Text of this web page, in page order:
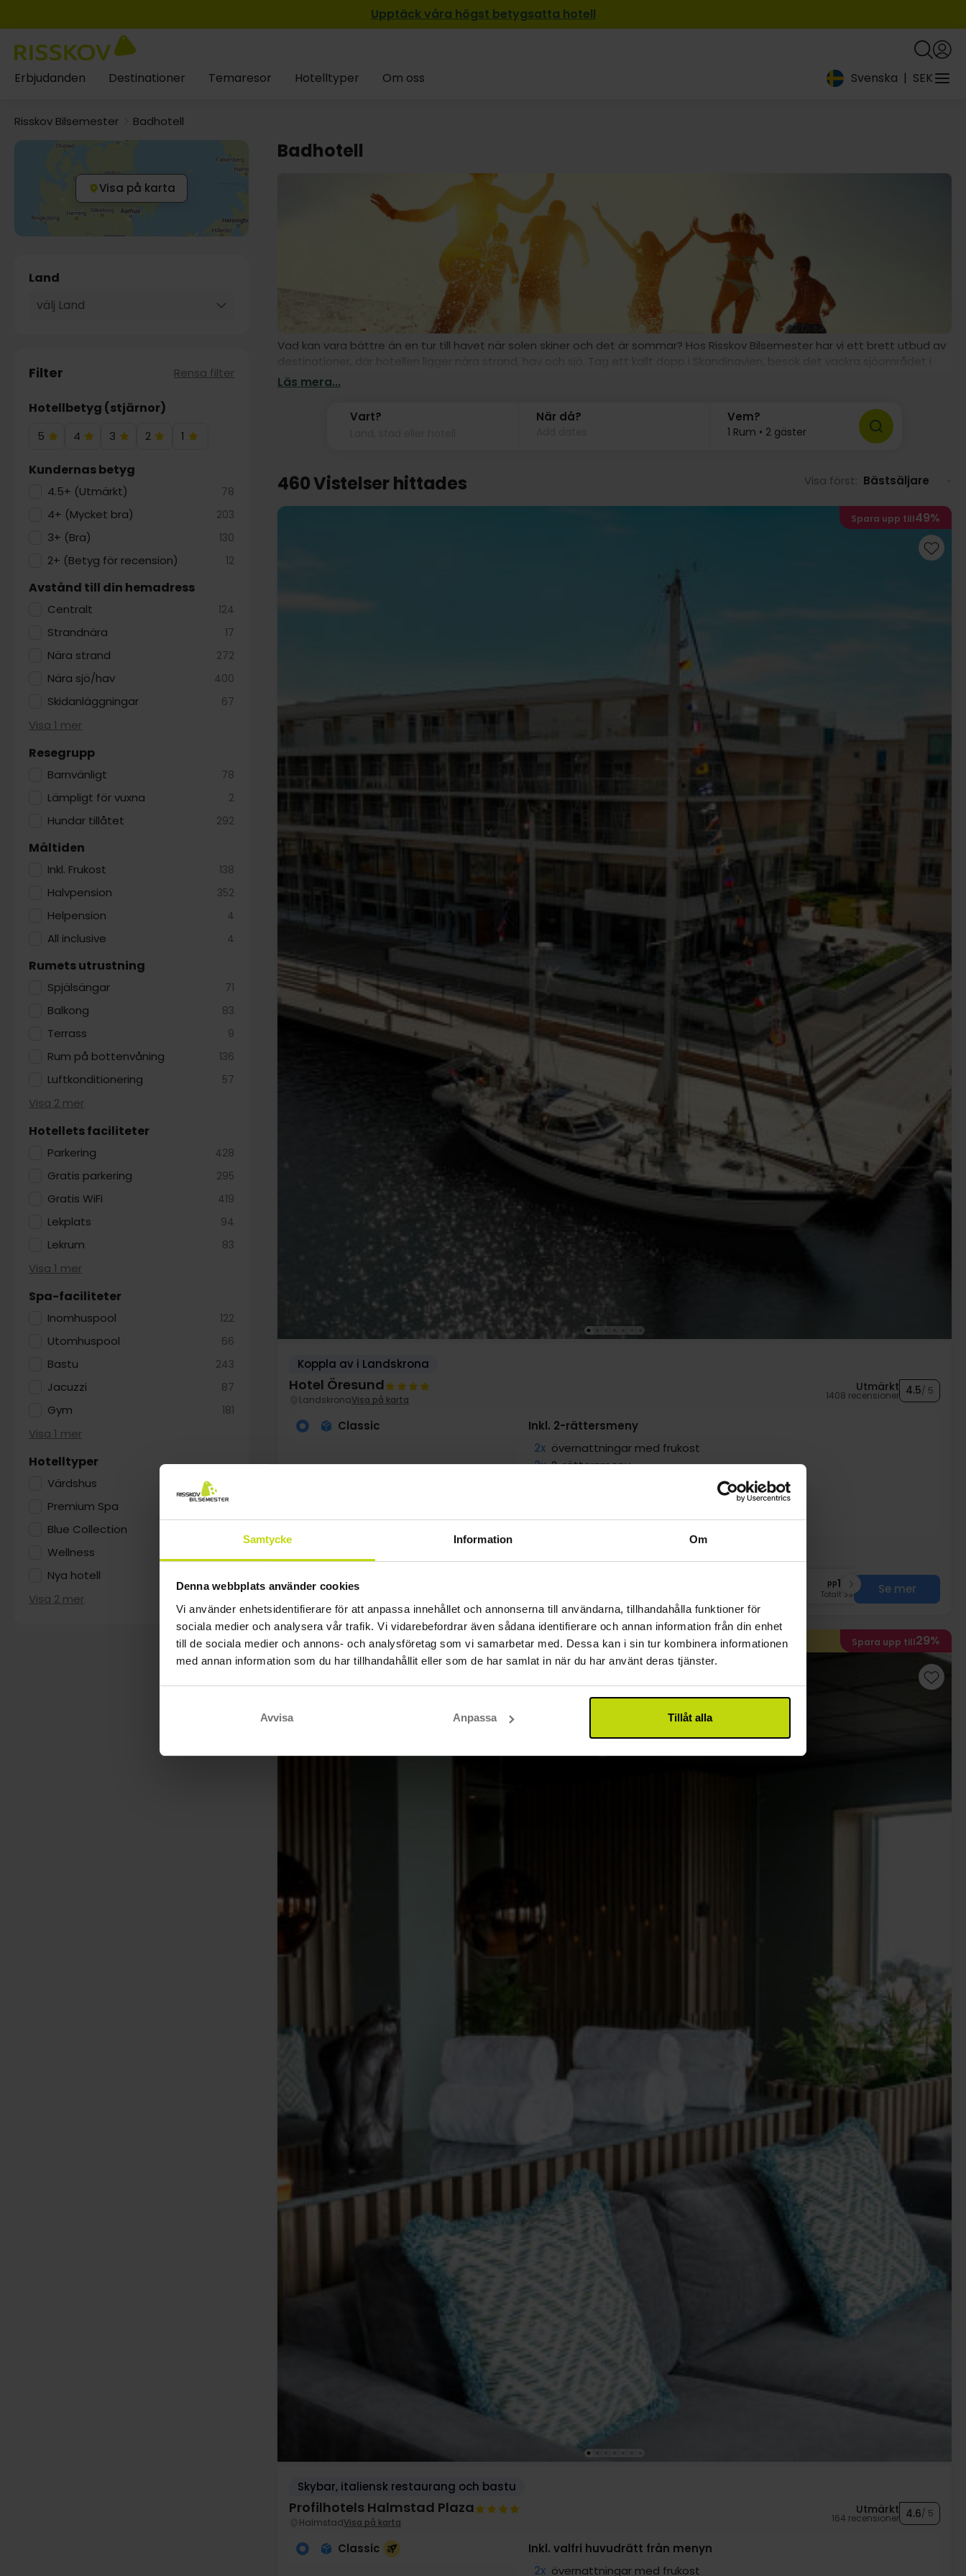
Samtycke Information Om
Denna webbplats använder cookies
Vi använder enhetsidentifierare för att anpassa innehållet och annonserna till användarna, tillhandahålla funktioner för
sociala medier och analysera vår trafik. Vi vidarebefordrar även sådana identifierare och annan information från din enhet
till de sociala medier och annons- och analysföretag som vi samarbetar med. Dessa kan i sin tur kombinera informationen
med annan information som du har tillhandahållit eller som de har samlat in när du har använt deras tjänster.
Avvisa Anpassa Tillåt alla
Upptäck våra högst betygsatta hotell
Erbjudanden Destinationer Temaresor Hotelltyper Om oss Svenska | SEK
Risskov Bilsemester Badhotell
Visa på karta
Land
välj Land
Filter Rensa filter
Hotellbetyg (stjärnor)
5
5
4
4
3
3
2
2
1
1
Kundernas betyg
4.5+ (Utmärkt) 78
4+ (Mycket bra) 203
3+ (Bra) 130
2+ (Betyg för recension) 12
Avstånd till din hemadress
Centralt 124
Strandnära 17
Nära strand 272
Nära sjö/hav 400
Skidanläggningar 67
Visa 1 mer
Resegrupp
Barnvänligt 78
Lämpligt för vuxna 2
Hundar tillåtet 292
Måltiden
Inkl. Frukost 138
Halvpension 352
Helpension 4
All inclusive 4
Rumets utrustning
Spjälsängar 71
Balkong 83
Terrass 9
Rum på bottenvåning 136
Luftkonditionering 57
Visa 2 mer
Hotellets faciliteter
Parkering 428
Gratis parkering 295
Gratis WiFi 419
Lekplats 94
Lekrum 83
Visa 1 mer
Spa-faciliteter
Inomhuspool 122
Utomhuspool 66
Bastu 243
Jacuzzi 87
Gym 181
Visa 1 mer
Hotelltyper
Värdshus
Premium Spa
Blue Collection
Wellness
Nya hotell
Visa 2 mer
Badhotell
Vad kan vara bättre än en tur till havet när solen skiner och det är sommar? Hos Risskov Bilsemester har vi ett brett utbud av
destinationer, där hotellen ligger nära strand, hav och sjö. Tag ett kallt dopp i Skandinavien, besök det vackra sjöområdet i
norra Tyskland eller kör längre söderut, där havstemperaturen ofta tillåter längre simturer i havet.
Läs mera...
Vart? När då? Vem?
1 Rum • 2 gäster
460 Vistelser hittades Visa först: Bästsäljare
Spara upp till49%
Koppla av i Landskrona
Hotel Öresund
LandskronaVisa på karta
Utmärkt
1408 recensioner 4.5/ 5
Classic
Inkl. 2-rättersmeny
2x övernattningar med frukost
2x 2-rättersmeny
2x Gratis internet
FÅ KVAR
aug pp pp1999:-
Totalt 3998:- Se mer
Spara upp till29%
Skybar, italiensk restaurang och bastu
Profilhotels Halmstad Plaza
HalmstadVisa på karta
Utmärkt
164 recensioner 4.6/ 5
Classic
Inkl. valfri huvudrätt från menyn
2x övernattningar med frukost